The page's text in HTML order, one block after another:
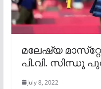
മലേഷ്യ
പി.വി. സിന്ധു
July 8, 2022